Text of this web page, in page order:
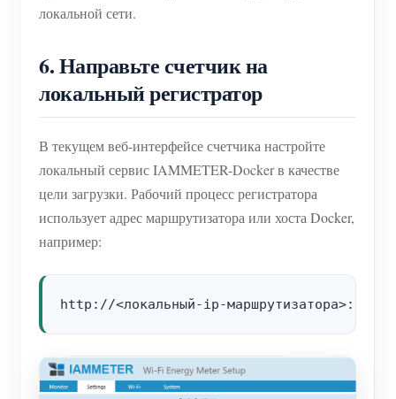
локальной сети.
6. Направьте счетчик на
локальный регистратор
В текущем веб-интерфейсе счетчика настройте
локальный сервис IAMMETER-Docker в качестве
цели загрузки. Рабочий процесс регистратора
использует адрес маршрутизатора или хоста Docker,
например: